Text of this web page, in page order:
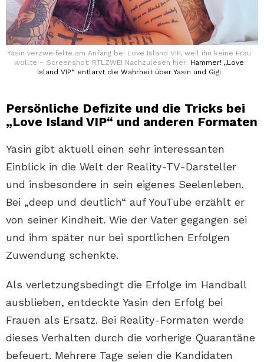
Yasin verzweifelte am Anfang bei Love Island VIP, weil ihn keine Frau
wollte – Screenshot: RTLZWEI Nachzulesen hier: Hammer! „Love
Island VIP“ entlarvt die Wahrheit über Yasin und Gigi
Persönliche Defizite und die Tricks bei
„Love Island VIP“ und anderen Formaten
Yasin gibt aktuell einen sehr interessanten
Einblick in die Welt der Reality-TV-Darsteller
und insbesondere in sein eigenes Seelenleben.
Bei „deep und deutlich“ auf YouTube erzählt er
von seiner Kindheit. Wie der Vater gegangen sei
und ihm später nur bei sportlichen Erfolgen
Zuwendung schenkte.
Als verletzungsbedingt die Erfolge im Handball
ausblieben, entdeckte Yasin den Erfolg bei
Frauen als Ersatz. Bei Reality-Formaten werde
dieses Verhalten durch die vorherige Quarantäne
befeuert. Mehrere Tage seien die Kandidaten